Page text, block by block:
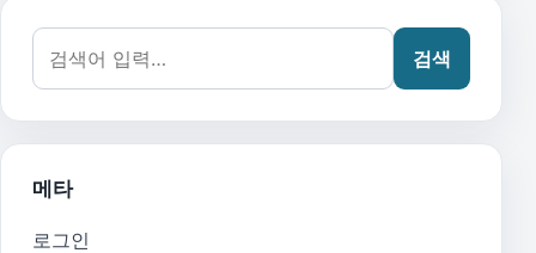
검색어:
검색
메타
로그인